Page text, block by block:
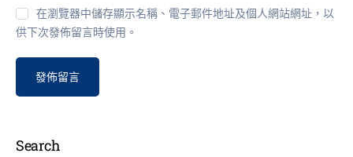
在瀏覽器中儲存顯示名稱、電子郵件地址及個人網站網址，以
供下次發佈留言時使用。
Search